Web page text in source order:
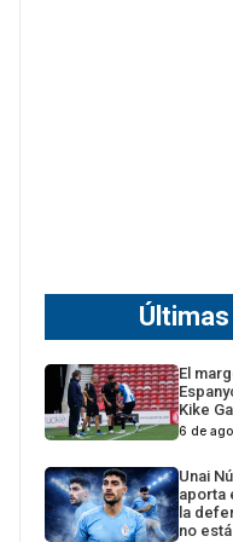
El
Kike
6 de
Unai
aporta
la
no